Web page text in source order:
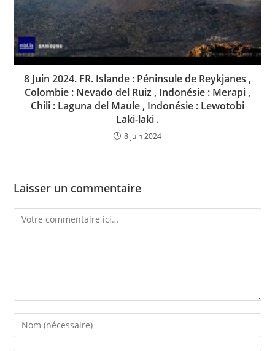
8 Juin 2024. FR. Islande : Péninsule de Reykjanes ,
Colombie : Nevado del Ruiz , Indonésie : Merapi ,
Chili : Laguna del Maule , Indonésie : Lewotobi
Laki-laki .
8 juin 2024
Laisser un commentaire
Comment
Enter
your